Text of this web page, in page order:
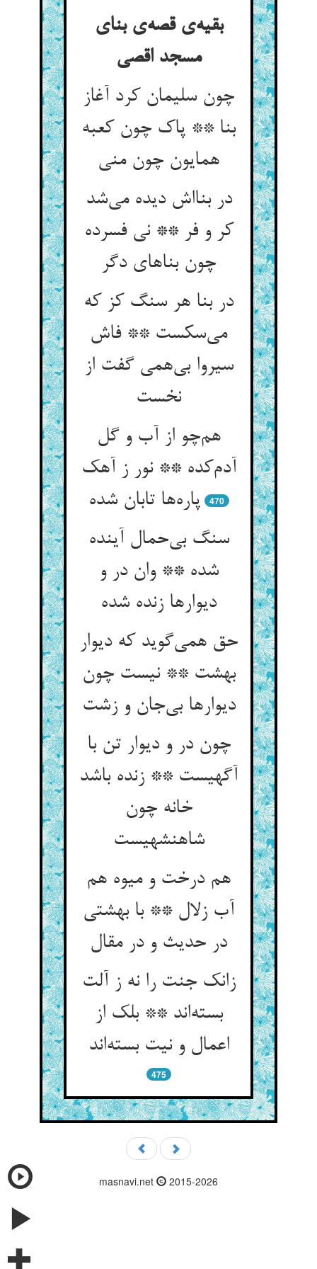
بقیه‌ی قصه‌ی بنای
مسجد اقصی
چون سلیمان کرد آغاز
بنا ** پاک چون کعبه
همایون چون منی
در بنااش دیده می‌شد
کر و فر ** نی فسرده
چون بناهای دگر
در بنا هر سنگ کز که
می‌سکست ** فاش
سیروا بی‌همی گفت از
نخست
هم‌چو از آب و گل
آدم‌کده ** نور ز آهک
پاره‌ها تابان شده
470
سنگ بی‌حمال آینده
شده ** وان در و
دیوارها زنده شده
حق همی‌گوید که دیوار
بهشت ** نیست چون
دیوارها بی‌جان و زشت
چون در و دیوار تن با
آگهیست ** زنده باشد
خانه چون
شاهنشهیست
هم درخت و میوه هم
آب زلال ** با بهشتی
در حدیث و در مقال
زانک جنت را نه ز آلت
بسته‌اند ** بلک از
اعمال و نیت بسته‌اند
475
masnavi.net 2015-2026